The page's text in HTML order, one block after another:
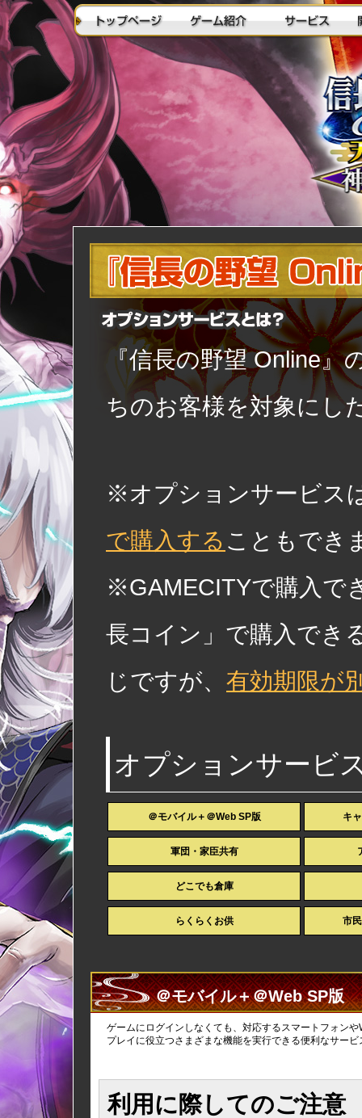
『信長の野望 Online
ちのお客様を対象にし
※オプションサービス
で購入する こともでき
※GAMECITYで購入で
長コイン」で購入でき
じですが、 有効期限が
オプションサービ
＠モバイル＋＠Web SP版 キ
軍団・家臣共有
どこでも倉庫
らくらくお供 市
＠モバイル＋＠Web SP版
ゲームにログインしなくても、対応するスマートフォン
プレイに役立つさまざまな機能を実行できる便利なサービ
利用に際してのご注意